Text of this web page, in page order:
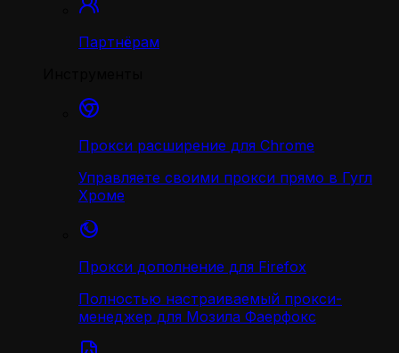
Партнёрам
Прокси расширение для Chrome
Управляете своими прокси прямо в Гугл
Хроме
Прокси дополнение для Firefox
Полностью настраиваемый прокси-
менеджер для Мозила Фаерфокс